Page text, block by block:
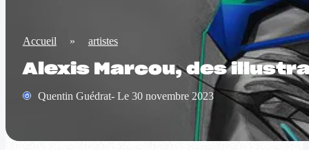
Accueil » artistes
Alexis Marcou, des
Quentin Guédrat- Le 30 novembre 2023